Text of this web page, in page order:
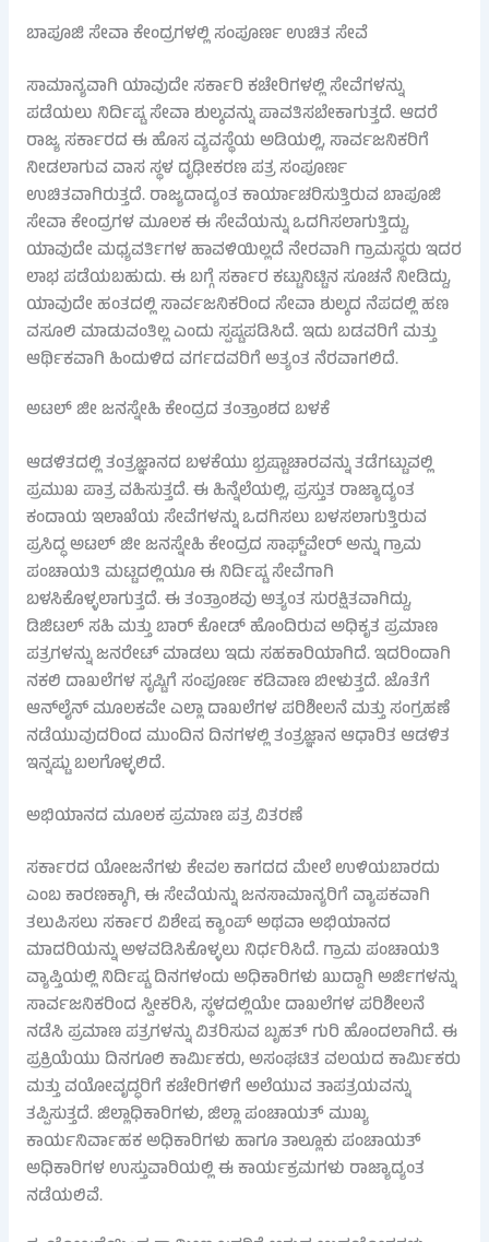
ಬಾಪೂಜಿ ಸೇವಾ ಕೇಂದ್ರಗಳಲ್ಲಿ ಸಂಪೂರ್ಣ ಉಚಿತ ಸೇವೆ
ಸಾಮಾನ್ಯವಾಗಿ ಯಾವುದೇ ಸರ್ಕಾರಿ ಕಚೇರಿಗಳಲ್ಲಿ ಸೇವೆಗಳನ್ನು
ಪಡೆಯಲು ನಿರ್ದಿಷ್ಟ ಸೇವಾ ಶುಲ್ಕವನ್ನು ಪಾವತಿಸಬೇಕಾಗುತ್ತದೆ. ಆದರೆ
ರಾಜ್ಯ ಸರ್ಕಾರದ ಈ ಹೊಸ ವ್ಯವಸ್ಥೆಯ ಅಡಿಯಲ್ಲಿ, ಸಾರ್ವಜನಿಕರಿಗೆ
ನೀಡಲಾಗುವ ವಾಸ ಸ್ಥಳ ದೃಢೀಕರಣ ಪತ್ರ ಸಂಪೂರ್ಣ
ಉಚಿತವಾಗಿರುತ್ತದೆ. ರಾಜ್ಯದಾದ್ಯಂತ ಕಾರ್ಯಾಚರಿಸುತ್ತಿರುವ ಬಾಪೂಜಿ
ಸೇವಾ ಕೇಂದ್ರಗಳ ಮೂಲಕ ಈ ಸೇವೆಯನ್ನು ಒದಗಿಸಲಾಗುತ್ತಿದ್ದು,
ಯಾವುದೇ ಮಧ್ಯವರ್ತಿಗಳ ಹಾವಳಿಯಿಲ್ಲದೆ ನೇರವಾಗಿ ಗ್ರಾಮಸ್ಥರು ಇದರ
ಲಾಭ ಪಡೆಯಬಹುದು. ಈ ಬಗ್ಗೆ ಸರ್ಕಾರ ಕಟ್ಟುನಿಟ್ಟಿನ ಸೂಚನೆ ನೀಡಿದ್ದು,
ಯಾವುದೇ ಹಂತದಲ್ಲಿ ಸಾರ್ವಜನಿಕರಿಂದ ಸೇವಾ ಶುಲ್ಕದ ನೆಪದಲ್ಲಿ ಹಣ
ವಸೂಲಿ ಮಾಡುವಂತಿಲ್ಲ ಎಂದು ಸ್ಪಷ್ಟಪಡಿಸಿದೆ. ಇದು ಬಡವರಿಗೆ ಮತ್ತು
ಆರ್ಥಿಕವಾಗಿ ಹಿಂದುಳಿದ ವರ್ಗದವರಿಗೆ ಅತ್ಯಂತ ನೆರವಾಗಲಿದೆ.
ಅಟಲ್ ಜೀ ಜನಸ್ನೇಹಿ ಕೇಂದ್ರದ ತಂತ್ರಾಂಶದ ಬಳಕೆ
ಆಡಳಿತದಲ್ಲಿ ತಂತ್ರಜ್ಞಾನದ ಬಳಕೆಯು ಭ್ರಷ್ಟಾಚಾರವನ್ನು ತಡೆಗಟ್ಟುವಲ್ಲಿ
ಪ್ರಮುಖ ಪಾತ್ರ ವಹಿಸುತ್ತದೆ. ಈ ಹಿನ್ನೆಲೆಯಲ್ಲಿ, ಪ್ರಸ್ತುತ ರಾಜ್ಯಾದ್ಯಂತ
ಕಂದಾಯ ಇಲಾಖೆಯ ಸೇವೆಗಳನ್ನು ಒದಗಿಸಲು ಬಳಸಲಾಗುತ್ತಿರುವ
ಪ್ರಸಿದ್ಧ ಅಟಲ್ ಜೀ ಜನಸ್ನೇಹಿ ಕೇಂದ್ರದ ಸಾಫ್ಟ್‌ವೇರ್ ಅನ್ನು ಗ್ರಾಮ
ಪಂಚಾಯತಿ ಮಟ್ಟದಲ್ಲಿಯೂ ಈ ನಿರ್ದಿಷ್ಟ ಸೇವೆಗಾಗಿ
ಬಳಸಿಕೊಳ್ಳಲಾಗುತ್ತದೆ. ಈ ತಂತ್ರಾಂಶವು ಅತ್ಯಂತ ಸುರಕ್ಷಿತವಾಗಿದ್ದು,
ಡಿಜಿಟಲ್ ಸಹಿ ಮತ್ತು ಬಾರ್ ಕೋಡ್ ಹೊಂದಿರುವ ಅಧಿಕೃತ ಪ್ರಮಾಣ
ಪತ್ರಗಳನ್ನು ಜನರೇಟ್ ಮಾಡಲು ಇದು ಸಹಕಾರಿಯಾಗಿದೆ. ಇದರಿಂದಾಗಿ
ನಕಲಿ ದಾಖಲೆಗಳ ಸೃಷ್ಟಿಗೆ ಸಂಪೂರ್ಣ ಕಡಿವಾಣ ಬೀಳುತ್ತದೆ. ಜೊತೆಗೆ
ಆನ್‌ಲೈನ್ ಮೂಲಕವೇ ಎಲ್ಲಾ ದಾಖಲೆಗಳ ಪರಿಶೀಲನೆ ಮತ್ತು ಸಂಗ್ರಹಣೆ
ನಡೆಯುವುದರಿಂದ ಮುಂದಿನ ದಿನಗಳಲ್ಲಿ ತಂತ್ರಜ್ಞಾನ ಆಧಾರಿತ ಆಡಳಿತ
ಇನ್ನಷ್ಟು ಬಲಗೊಳ್ಳಲಿದೆ.
ಅಭಿಯಾನದ ಮೂಲಕ ಪ್ರಮಾಣ ಪತ್ರ ವಿತರಣೆ
ಸರ್ಕಾರದ ಯೋಜನೆಗಳು ಕೇವಲ ಕಾಗದದ ಮೇಲೆ ಉಳಿಯಬಾರದು
ಎಂಬ ಕಾರಣಕ್ಕಾಗಿ, ಈ ಸೇವೆಯನ್ನು ಜನಸಾಮಾನ್ಯರಿಗೆ ವ್ಯಾಪಕವಾಗಿ
ತಲುಪಿಸಲು ಸರ್ಕಾರ ವಿಶೇಷ ಕ್ಯಾಂಪ್ ಅಥವಾ ಅಭಿಯಾನದ
ಮಾದರಿಯನ್ನು ಅಳವಡಿಸಿಕೊಳ್ಳಲು ನಿರ್ಧರಿಸಿದೆ. ಗ್ರಾಮ ಪಂಚಾಯತಿ
ವ್ಯಾಪ್ತಿಯಲ್ಲಿ ನಿರ್ದಿಷ್ಟ ದಿನಗಳಂದು ಅಧಿಕಾರಿಗಳು ಖುದ್ದಾಗಿ ಅರ್ಜಿಗಳನ್ನು
ಸಾರ್ವಜನಿಕರಿಂದ ಸ್ವೀಕರಿಸಿ, ಸ್ಥಳದಲ್ಲಿಯೇ ದಾಖಲೆಗಳ ಪರಿಶೀಲನೆ
ನಡೆಸಿ ಪ್ರಮಾಣ ಪತ್ರಗಳನ್ನು ವಿತರಿಸುವ ಬೃಹತ್ ಗುರಿ ಹೊಂದಲಾಗಿದೆ. ಈ
ಪ್ರಕ್ರಿಯೆಯು ದಿನಗೂಲಿ ಕಾರ್ಮಿಕರು, ಅಸಂಘಟಿತ ವಲಯದ ಕಾರ್ಮಿಕರು
ಮತ್ತು ವಯೋವೃದ್ಧರಿಗೆ ಕಚೇರಿಗಳಿಗೆ ಅಲೆಯುವ ತಾಪತ್ರಯವನ್ನು
ತಪ್ಪಿಸುತ್ತದೆ. ಜಿಲ್ಲಾಧಿಕಾರಿಗಳು, ಜಿಲ್ಲಾ ಪಂಚಾಯತ್ ಮುಖ್ಯ
ಕಾರ್ಯನಿರ್ವಾಹಕ ಅಧಿಕಾರಿಗಳು ಹಾಗೂ ತಾಲ್ಲೂಕು ಪಂಚಾಯತ್
ಅಧಿಕಾರಿಗಳ ಉಸ್ತುವಾರಿಯಲ್ಲಿ ಈ ಕಾರ್ಯಕ್ರಮಗಳು ರಾಜ್ಯಾದ್ಯಂತ
ನಡೆಯಲಿವೆ.